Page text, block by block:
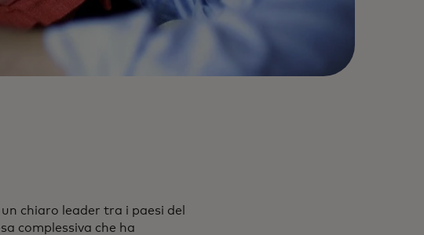
chiaro leader tra i paesi del
complessiva che ha